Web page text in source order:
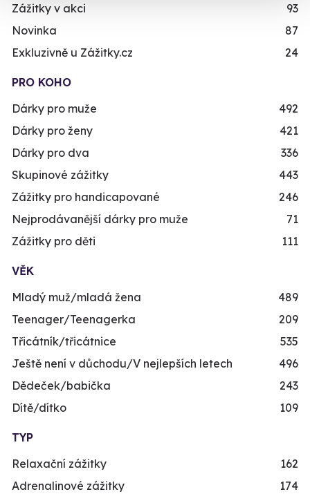
Zážitky v akci
93
Novinka
87
Exkluzivně u Zážitky.cz
24
PRO KOHO
Dárky pro muže
492
Dárky pro ženy
421
Dárky pro dva
336
Skupinové zážitky
443
Zážitky pro handicapované
246
Nejprodávanější dárky pro muže
71
Zážitky pro děti
111
VĚK
Mladý muž/mladá žena
489
Teenager/Teenagerka
209
Třicátník/třicátnice
535
Ještě není v důchodu/V nejlepších letech
496
Dědeček/babička
243
Dítě/dítko
109
TYP
Relaxační zážitky
162
Adrenalinové zážitky
174